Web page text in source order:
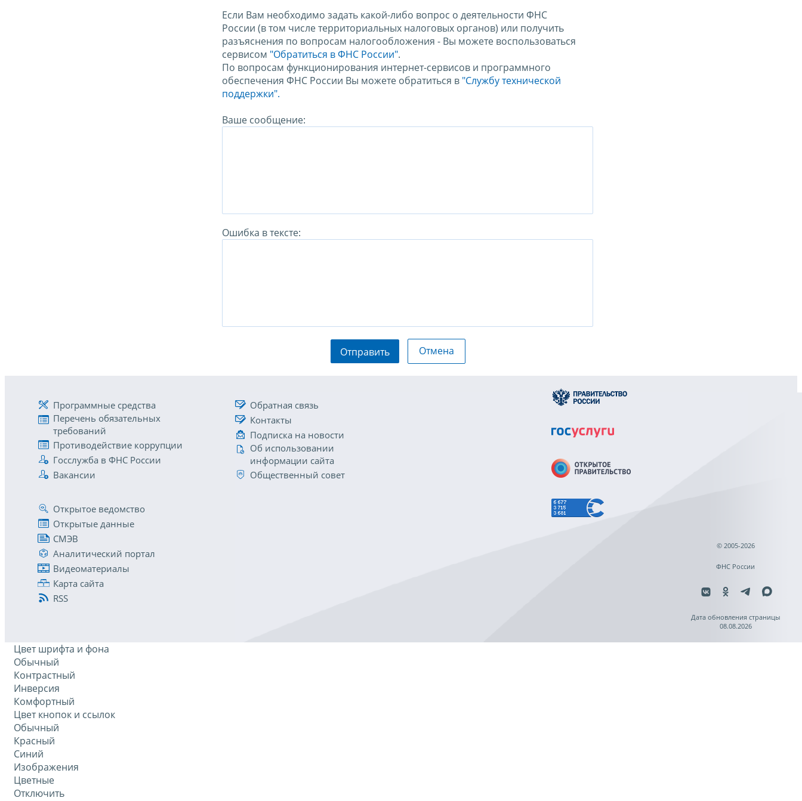
Если Вам необходимо задать какой-либо вопрос о деятельности ФНС
России (в том числе территориальных налоговых органов) или получить
разъяснения по вопросам налогообложения - Вы можете воспользоваться
сервисом "Обратиться в ФНС России".
По вопросам функционирования интернет-сервисов и программного
обеспечения ФНС России Вы можете обратиться в "Службу технической
поддержки".
Ваше сообщение:
Ошибка в тексте:
Отправить Отмена
Программные средства
Перечень обязательных
требований
Противодействие коррупции
Госслужба в ФНС России
Вакансии
Обратная связь
Контакты
Подписка на новости
Об использовании
информации сайта
Общественный совет
Открытое ведомство
Открытые данные
СМЭВ
Аналитический портал
Видеоматериалы
Карта сайта
RSS
© 2005-2026
ФНС России
Дата обновления страницы
08.08.2026
Цвет шрифта и фона
Обычный
Контрастный
Инверсия
Комфортный
Цвет кнопок и ссылок
Обычный
Красный
Синий
Изображения
Цветные
Отключить